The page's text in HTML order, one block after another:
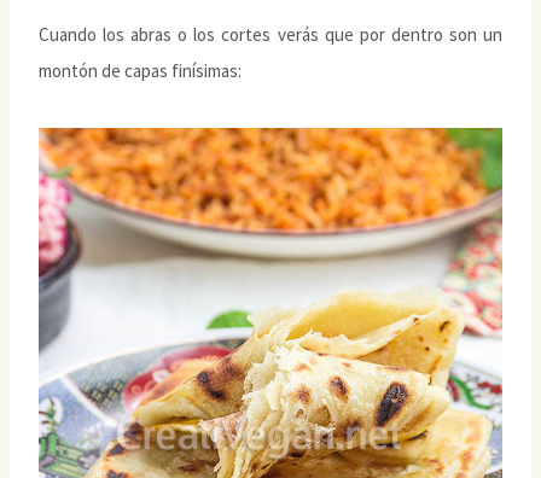
Cuando los abras o los cortes verás que por dentro son un
montón de capas finísimas: